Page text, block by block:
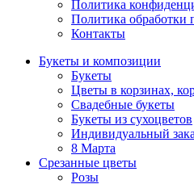
Политика
Политика обработки
Контакты
Букеты и композиции
Букеты
Цветы в корзинах,
Свадебные букеты
Букеты из сухоцветов
Индивидуальный
8 Марта
Срезанные цветы
Розы